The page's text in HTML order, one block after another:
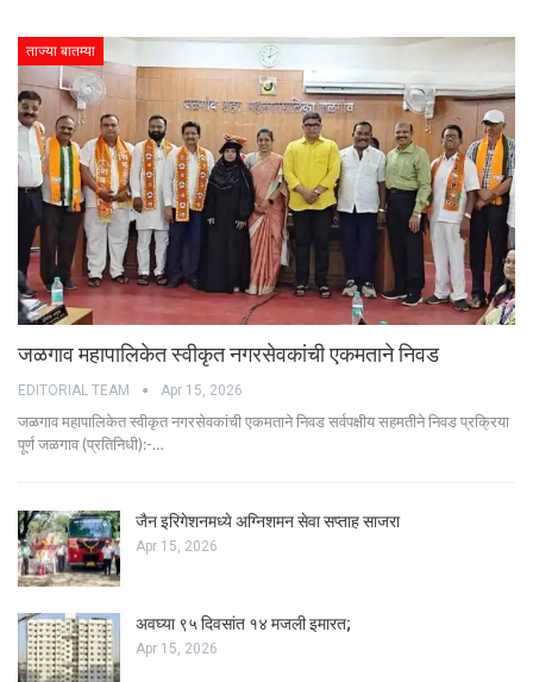
ताज्या बातम्या
जळगाव महापालिकेत स्वीकृत नगरसेवकांची एकमताने निवड
EDITORIAL TEAM Apr 15, 2026
जळगाव महापालिकेत स्वीकृत नगरसेवकांची एकमताने निवड सर्वपक्षीय सहमतीने निवड प्रक्रिया
पूर्ण जळगाव (प्रतिनिधी):-…
जैन इरिगेशनमध्ये अग्निशमन सेवा सप्ताह साजरा
Apr 15, 2026
अवघ्या ९५ दिवसांत १४ मजली इमारत;
Apr 15, 2026